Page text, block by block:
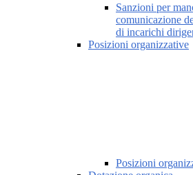
Sanzioni per
comunicazione
di incarichi
Posizioni organizzative
Posizioni